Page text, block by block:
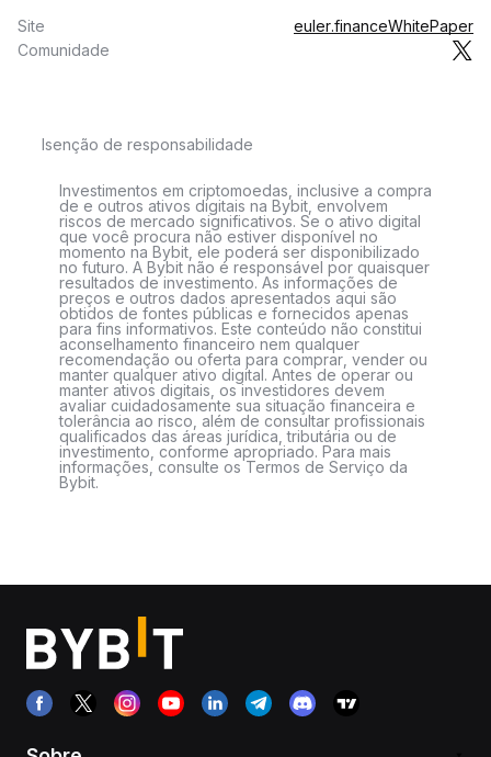
Site euler.financeWhitePaper
Comunidade
Isenção de responsabilidade
Investimentos em criptomoedas, inclusive a compra
de e outros ativos digitais na Bybit, envolvem
riscos de mercado significativos. Se o ativo digital
que você procura não estiver disponível no
momento na Bybit, ele poderá ser disponibilizado
no futuro. A Bybit não é responsável por quaisquer
resultados de investimento. As informações de
preços e outros dados apresentados aqui são
obtidos de fontes públicas e fornecidos apenas
para fins informativos. Este conteúdo não constitui
aconselhamento financeiro nem qualquer
recomendação ou oferta para comprar, vender ou
manter qualquer ativo digital. Antes de operar ou
manter ativos digitais, os investidores devem
avaliar cuidadosamente sua situação financeira e
tolerância ao risco, além de consultar profissionais
qualificados das áreas jurídica, tributária ou de
investimento, conforme apropriado. Para mais
informações, consulte os Termos de Serviço da
Bybit.